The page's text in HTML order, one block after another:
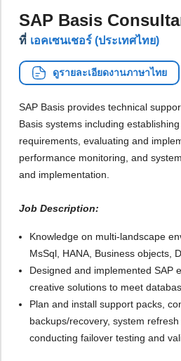
SAP Basis
ที่ เอคเซนเชอร์ (ประเทศไทย)
ดูรายละเอียดงานภาษาไทย
SAP Basis provides technical
Basis systems including
requirements, evaluating and
performance monitoring, and
and implementation.
Job Description:
Knowledge on multi-landscape
MsSql, HANA, Business objects,
Designed and implemented SAP
creative solutions to meet
Plan and install support packs,
backups/recovery, system
conducting failover testing and